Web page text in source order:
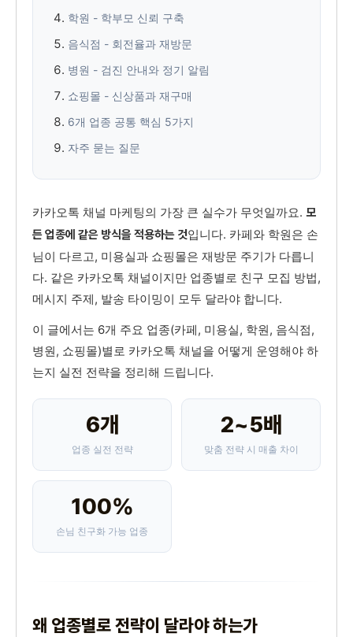
학원 - 학부모 신뢰 구축
음식점 - 회전율과 재방문
병원 - 검진 안내와 정기 알림
쇼핑몰 - 신상품과 재구매
6개 업종 공통 핵심 5가지
자주 묻는 질문
카카오톡 채널 마케팅의 가장 큰 실수가 무엇일까요. 모
든 업종에 같은 방식을 적용하는 것입니다. 카페와 학원은 손
님이 다르고, 미용실과 쇼핑몰은 재방문 주기가 다릅니
다. 같은 카카오톡 채널이지만 업종별로 친구 모집 방법,
메시지 주제, 발송 타이밍이 모두 달라야 합니다.
이 글에서는 6개 주요 업종(카페, 미용실, 학원, 음식점,
병원, 쇼핑몰)별로 카카오톡 채널을 어떻게 운영해야 하
는지 실전 전략을 정리해 드립니다.
6개
업종 실전 전략
2~5배
맞춤 전략 시 매출 차이
100%
손님 친구화 가능 업종
왜 업종별로 전략이 달라야 하는가